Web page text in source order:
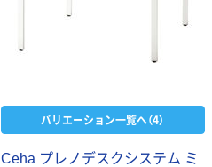
バリエーション一覧へ（4）
Ceha プレノデスクシステム ミ